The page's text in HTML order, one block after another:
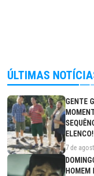
ÚLTIMAS
GENTE
ELENCO!
7 de
HOMEM